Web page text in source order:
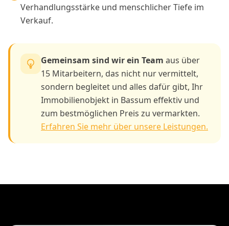
Verhandlungsstärke und menschlicher Tiefe im
Verkauf.
Gemeinsam sind wir ein Team aus über
15 Mitarbeitern, das nicht nur vermittelt,
sondern begleitet und alles dafür gibt, Ihr
Immobilienobjekt in Bassum effektiv und
zum bestmöglichen Preis zu vermarkten.
Erfahren Sie mehr über unsere Leistungen.